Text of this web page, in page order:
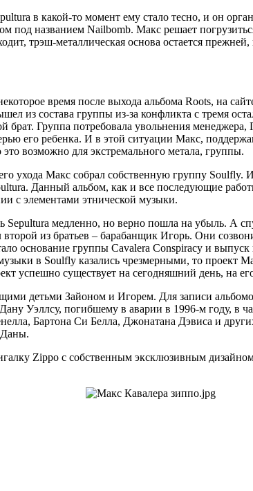
в какой-то момент ему стало тесно, и он
под названием Nailbomb. Макс решает
трэш-металлическая основа остается
время после выхода альбома Roots, на
из состава группы из-за конфликта с тремя
брат. Группа потребовала увольнения менеджера,
его ребенка. И в этой ситуации Макс,
это возможно для экстремального метала, группы.
ухода Макс собрал собственную группу
Данный альбом, как и все последующие
с элементами этнической музыки.
Sepultura медленно, но верно пошла на убыль. А
из братьев – барабанщик Игорь. Они
основание группы Cavalera Conspiracy и
в Soulfly казались чрезмерными, то проект
успешно существует на сегодняшний день, на
детьми Зайоном и Игорем. Для записи
Уэллсу, погибшему в аварии в 1996-м году, в
Бартона Си Белла, Джонатана Дэвиса и
Даны.
Zippo с собственным эксклюзивным